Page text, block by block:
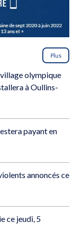
Plus
village olympique
à Oullins-
payant en
annoncés ce
ce jeudi, 5